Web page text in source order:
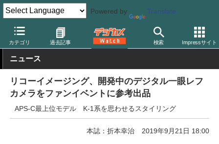
Powered by Translate
カテゴリ 過去記事 検索 Impressサイト
デジカメ Watch カメラ 一眼レフカメラ ペンタックス
ニュース
リコーイメージング、開発中のデジタル一眼レフ
カメラをファンイベントに参考出品
APS-C最上位モデル K-1系を思わせるスタイリング
本誌：折本幸治 2019年9月21日 18:00